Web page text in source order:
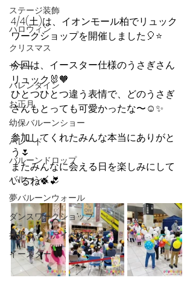
ステージ装飾
ハロウィン
クリスマス
サマー
バレンタイン
お正月
幼保バルーンショー
パレード
バルーンドロップ
バルーンくじ
夢バルーンウォール
ダンスワークショップ
携帯キャリアイベント
イースター
4/4(土)は、イオンモール柏でリュック
ワークショップを開催しました🎈⭐️
今回は、イースター仕様のうさぎさん
リュック🐰🧡
ひとつひとつ違う表情で、どのうさぎ
さんもとっても可愛かったな〜☺️✨
参加してくれたみんな本当にありがと
う🌷
またみんなに会える日を楽しみにして
いるね🍀💕